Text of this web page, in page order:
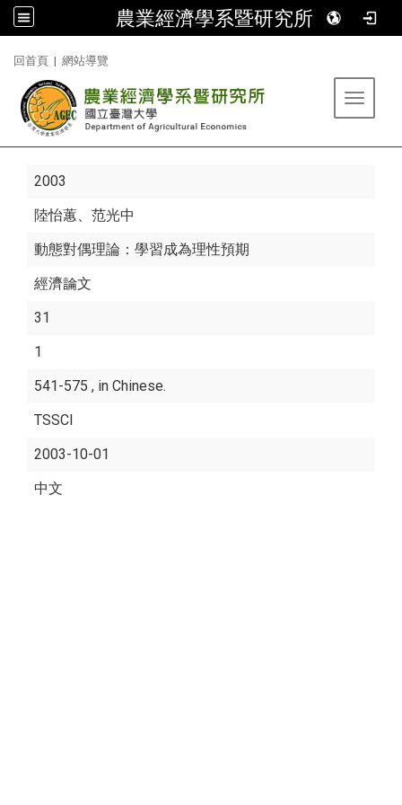
農業經濟學系暨研究所
回首頁 | 網站導覽
Toggle
2003
陸怡蕙、范光中
動態對偶理論：學習成為理性預期
經濟論文
31
1
541-575 , in Chinese.
TSSCI
2003-10-01
中文